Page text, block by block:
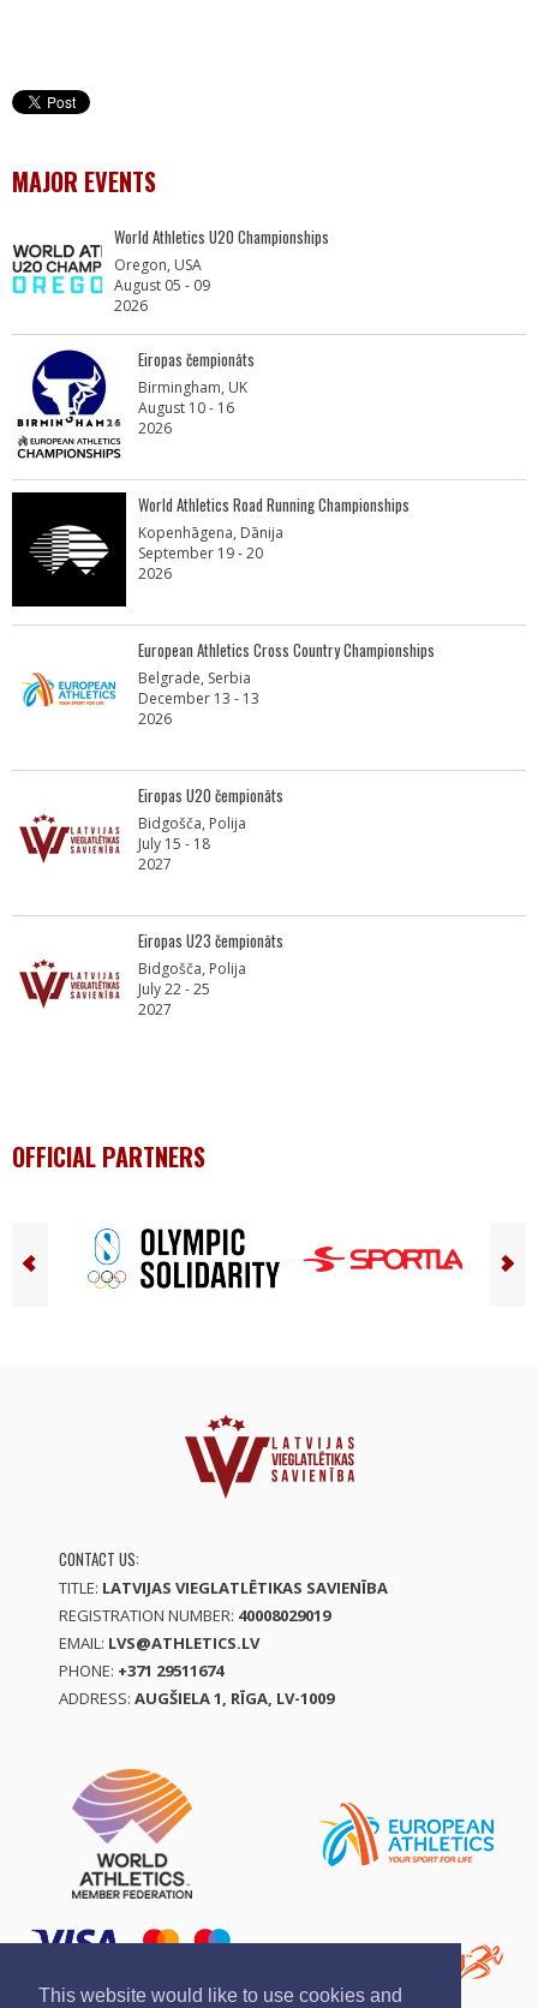
This website would like to use cookies and
MAJOR EVENTS
World Athletics U20 Championships
Oregon, USA
August 05 - 09
2026
Eiropas čempionāts
Birmingham, UK
August 10 - 16
2026
World Athletics Road Running Championships
Kopenhāgena, Dānija
September 19 - 20
2026
European Athletics Cross Country Championships
Belgrade, Serbia
December 13 - 13
2026
Eiropas U20 čempionāts
Bidgošča, Polija
July 15 - 18
2027
Eiropas U23 čempionāts
Bidgošča, Polija
July 22 - 25
2027
OFFICIAL PARTNERS
CONTACT US:
TITLE: LATVIJAS VIEGLATLĒTIKAS SAVIENĪBA
REGISTRATION NUMBER: 40008029019
EMAIL: LVS@ATHLETICS.LV
PHONE: +371 29511674
ADDRESS: AUGŠIELA 1, RĪGA, LV-1009